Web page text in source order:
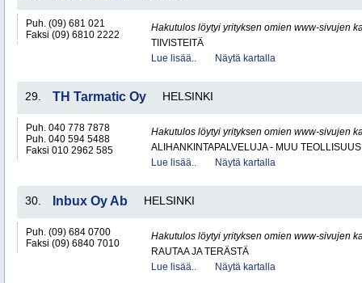
Puh. (09) 681 021
Faksi (09) 6810 2222
Hakutulos löytyi yrityksen omien www-sivujen
TIIVISTEITÄ
Lue lisää..
Näytä kartalla
29. TH Tarmatic Oy HELSINKI
Puh. 040 778 7878
Puh. 040 594 5488
Faksi 010 2962 585
Hakutulos löytyi yrityksen omien www-sivujen
ALIHANKINTAPALVELUJA - MUU TEOLLISUUS
Lue lisää..
Näytä kartalla
30. Inbux Oy Ab HELSINKI
Puh. (09) 684 0700
Faksi (09) 6840 7010
Hakutulos löytyi yrityksen omien www-sivujen
RAUTAA JA TERÄSTÄ
Lue lisää..
Näytä kartalla